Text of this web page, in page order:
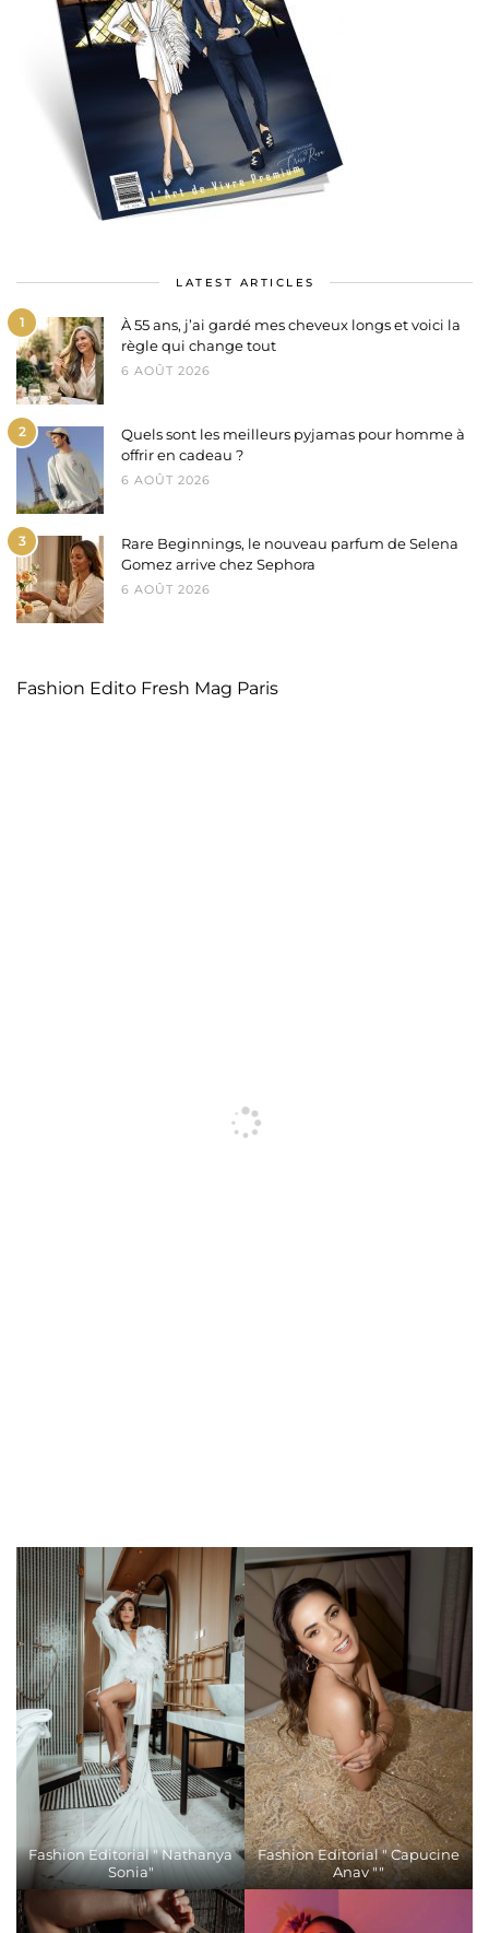
LATEST ARTICLES
1
À 55 ans, j’ai gardé mes cheveux longs et voici la
règle qui change tout
6 AOÛT 2026
2
Quels sont les meilleurs pyjamas pour homme à
offrir en cadeau ?
6 AOÛT 2026
3
Rare Beginnings, le nouveau parfum de Selena
Gomez arrive chez Sephora
6 AOÛT 2026
Fashion Edito Fresh Mag Paris
Fashion Editorial " Nathanya
Sonia"
Fashion Editorial " Capucine
Anav ""